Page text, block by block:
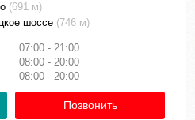
(691 м)
шоссе (746 м)
07:00 - 21:00
08:00 - 20:00
08:00 - 20:00
Позвонить